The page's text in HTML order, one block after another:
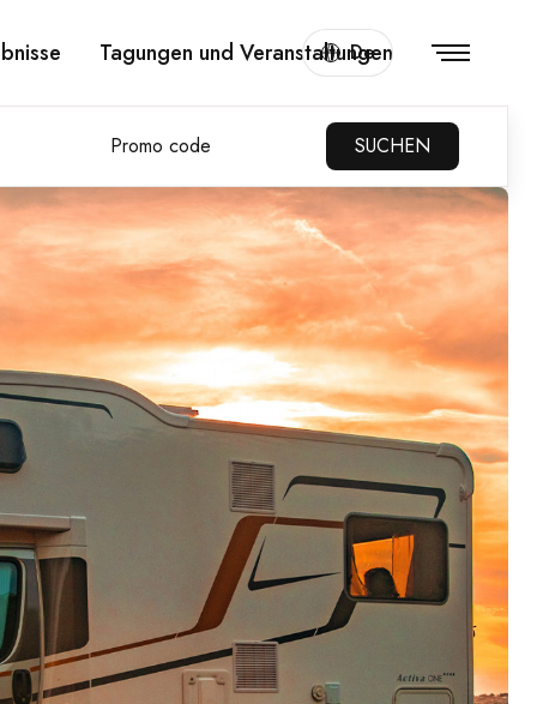
Tagungen und Veranstaltungen
De
Promo code SUCHEN